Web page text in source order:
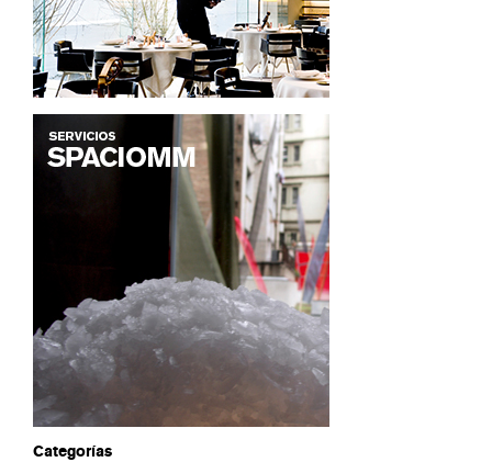
Categorías